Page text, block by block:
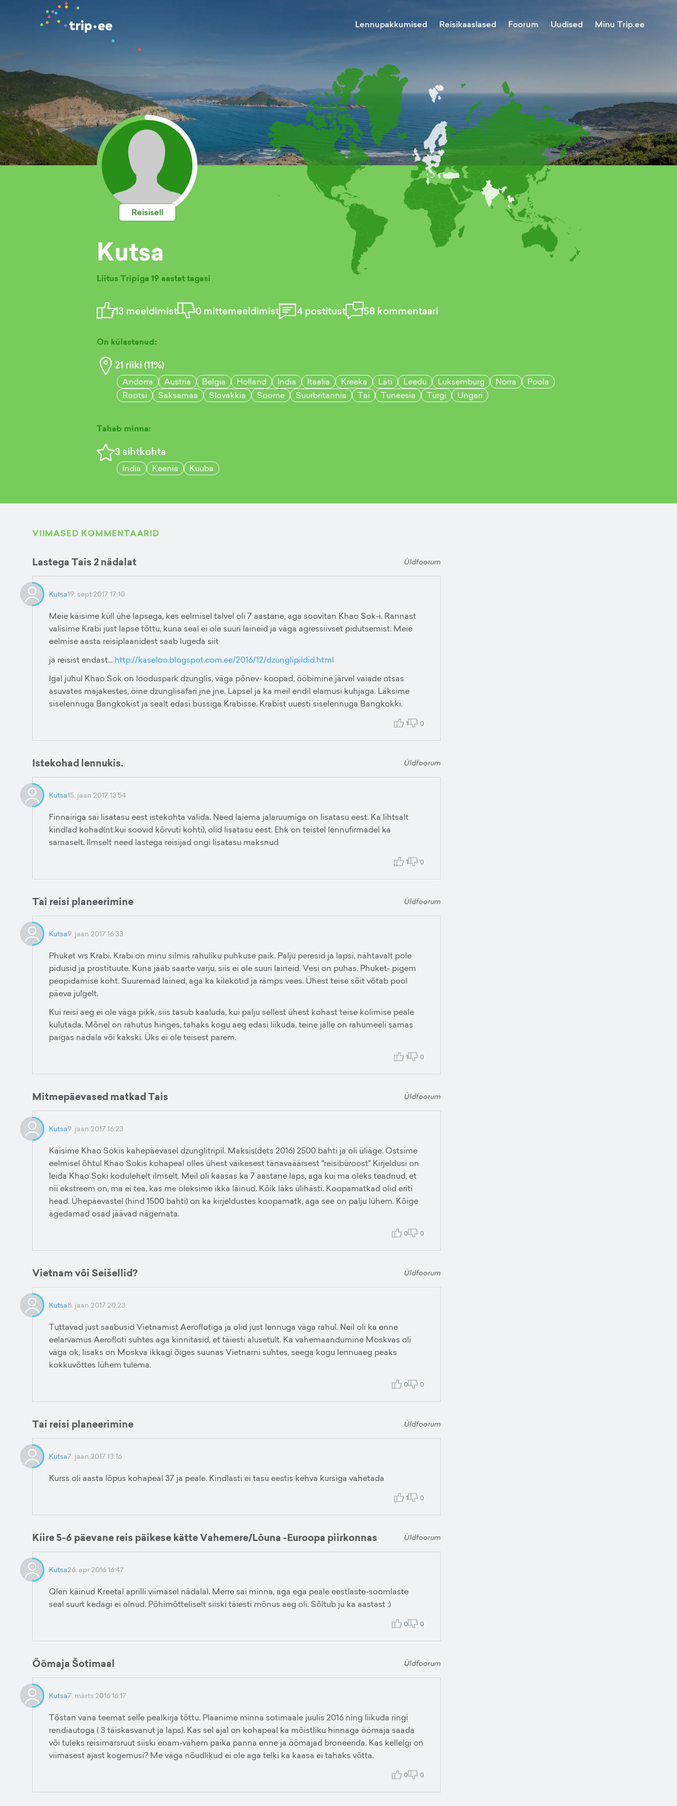
Lennupakkumised Reisikaaslased Foorum Uudised Minu Trip.ee
Reisisell
Kutsa
Liitus Tripiga 19 aastat tagasi
13 meeldimist 0mittemeeldimist 4postitust 58 kommentaari
On külastanud:
21 riiki (11%)
Andorra Austria Belgia Holland India Itaalia Kreeka Läti Leedu Luksemburg Norra
Poola
Rootsi
Saksamaa Slovakkia Soome Suurbritannia Tai Tuneesia Türgi Ungari
Tahab minna:
3 sihtkohta
India Keenia Kuuba
VIIMASED KOMMENTAARID
Lastega Tais 2 nädalat Üldfoorum
Kutsa19. sept 2017 17:10
Meie käisime küll ühe lapsega, kes eelmisel talvel oli 7 aastane, aga soovitan Khao Sok-i. Rannast
valisime Krabi just lapse tõttu, kuna seal ei ole suuri laineid ja väga agressiivset pidutsemist. Meie
eelmise aasta reisiplaanidest saab lugeda siit
ja reisist endast... http://kaseloo.blogspot.com.ee/2016/12/dzunglipildid.html
Igal juhul Khao Sok on looduspark dzunglis, väga põnev- koopad, ööbimine järvel vaiade otsas
asuvates majakestes, öine dzunglisafari jne jne. Lapsel ja ka meil endil elamusi kuhjaga. Läksime
siselennuga Bangkokist ja sealt edasi bussiga Krabisse. Krabist uuesti siselennuga Bangkokki.
1 0
Istekohad lennukis. Üldfoorum
Kutsa15. jaan 2017 13:54
Finnairiga sai lisatasu eest istekohta valida. Need laiema jalaruumiga on lisatasu eest. Ka lihtsalt
kindlad kohad(nt.kui soovid kõrvuti kohti), olid lisatasu eest. Ehk on teistel lennufirmadel ka
sarnaselt. Ilmselt need lastega reisijad ongi lisatasu maksnud
1 0
Tai reisi planeerimine Üldfoorum
Kutsa9. jaan 2017 16:33
Phuket vrs Krabi. Krabi on minu silmis rahuliku puhkuse paik. Palju peresid ja lapsi, nähtavalt pole
pidusid ja prostituute. Kuna jääb saarte varju, siis ei ole suuri laineid. Vesi on puhas. Phuket- pigem
peopidamise koht. Suuremad lained, aga ka kilekotid ja rämps vees. Ühest teise sõit võtab pool
päeva julgelt.
Kui reisi aeg ei ole väga pikk, siis tasub kaaluda, kui palju sellest ühest kohast teise kolimise peale
kulutada. Mõnel on rahutus hinges, tahaks kogu aeg edasi liikuda, teine jälle on rahumeeli samas
paigas nädala või kakski. Üks ei ole teisest parem.
1 0
Mitmepäevased matkad Tais Üldfoorum
Kutsa9. jaan 2017 16:23
Käisime Khao Sokis kahepäevasel dzunglitripil. Maksis(dets 2016) 2500 bahti ja oli üliäge. Ostsime
eelmisel õhtul Khao Sokis kohapeal olles ühest väikesest tänavaäärsest "reisibüroost" Kirjeldusi on
leida Khao Soki kodulehelt ilmselt. Meil oli kaasas ka 7 aastane laps, aga kui ma oleks teadnud, et
nii ekstreem on, ma ei tea, kas me oleksime ikka läinud. Kõik läks ülihästi. Koopamatkad olid eriti
head. Ühepäevastel (hind 1500 bahti) on ka kirjeldustes koopamatk, aga see on palju lühem. Kõige
ägedamad osad jäävad nägemata.
0 0
Vietnam või Seišellid? Üldfoorum
Kutsa8. jaan 2017 20:23
Tuttavad just saabusid Vietnamist Aeroflotiga ja olid just lennuga väga rahul. Neil oli ka enne
eelarvamus Aerofloti suhtes aga kinnitasid, et täiesti alusetult. Ka vahemaandumine Moskvas oli
väga ok, lisaks on Moskva ikkagi õiges suunas Vietnami suhtes, seega kogu lennuaeg peaks
kokkuvõttes lühem tulema.
0 0
Tai reisi planeerimine Üldfoorum
Kutsa7. jaan 2017 13:16
Kurss oli aasta lõpus kohapeal 37 ja peale. Kindlasti ei tasu eestis kehva kursiga vahetada
1 0
Kiire 5-6 päevane reis päikese kätte Vahemere/Lõuna -Euroopa piirkonnas Üldfoorum
Kutsa26. apr 2016 16:47
Olen käinud Kreetal aprilli viimasel nädalal. Merre sai minna, aga ega peale eestlaste-soomlaste
seal suurt kedagi ei olnud. Põhimõtteliselt siiski täiesti mõnus aeg oli. Sõltub ju ka aastast :)
0 0
Öömaja Šotimaal Üldfoorum
Kutsa7. märts 2016 16:17
Tõstan vana teemat selle pealkirja tõttu. Plaanime minna sotimaale juulis 2016 ning liikuda ringi
rendiautoga ( 3 täiskasvanut ja laps). Kas sel ajal on kohapeal ka mõistliku hinnaga öömaja saada
või tuleks reisimarsruut siiski enam-vähem paika panna enne ja öömajad broneerida. Kas kellelgi on
viimasest ajast kogemusi? Me väga nõudlikud ei ole aga telki ka kaasa ei tahaks võtta.
0 0